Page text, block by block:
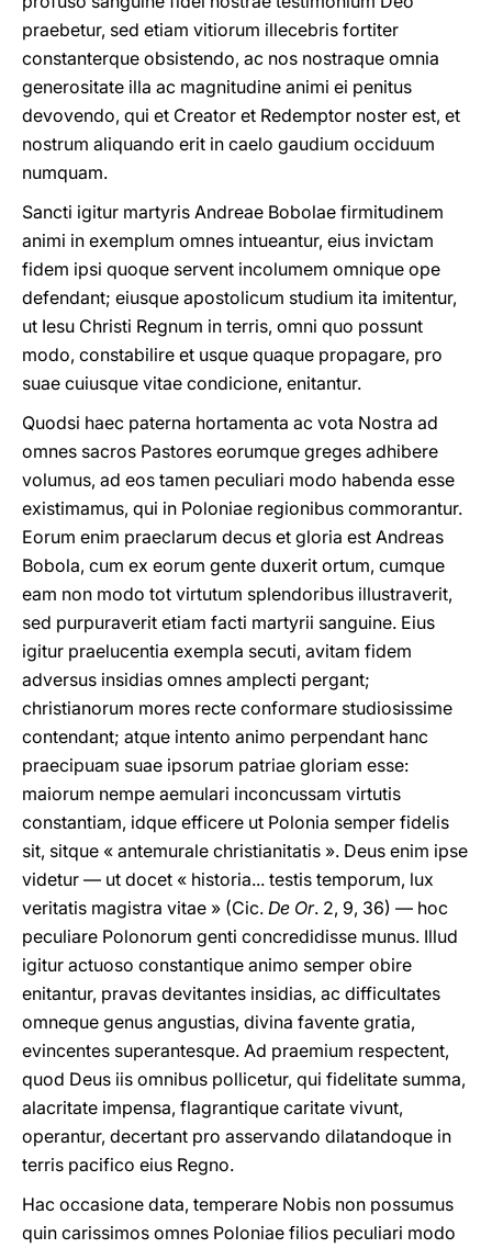
praebetur, sed etiam vitiorum illecebris fortiter
constanterque obsistendo, ac nos nostraque omnia
generositate illa ac magnitudine animi ei penitus
devovendo, qui et Creator et Redemptor noster est, et
nostrum aliquando erit in caelo gaudium occiduum
numquam.
Sancti igitur martyris Andreae Bobolae firmitudinem
animi in exemplum omnes intueantur, eius invictam
fidem ipsi quoque servent incolumem omnique ope
defendant; eiusque apostolicum studium ita imitentur,
ut Iesu Christi Regnum in terris, omni quo possunt
modo, constabilire et usque quaque propagare, pro
suae cuiusque vitae condicione, enitantur.
Quodsi haec paterna hortamenta ac vota Nostra ad
omnes sacros Pastores eorumque greges adhibere
volumus, ad eos tamen peculiari modo habenda esse
existimamus, qui in Poloniae regionibus commorantur.
Eorum enim praeclarum decus et gloria est Andreas
Bobola, cum ex eorum gente duxerit ortum, cumque
eam non modo tot virtutum splendoribus illustraverit,
sed purpuraverit etiam facti martyrii sanguine. Eius
igitur praelucentia exempla secuti, avitam fidem
adversus insidias omnes amplecti pergant;
christianorum mores recte conformare studiosissime
contendant; atque intento animo perpendant hanc
praecipuam suae ipsorum patriae gloriam esse:
maiorum nempe aemulari inconcussam virtutis
constantiam, idque efficere ut Polonia semper fidelis
sit, sitque « antemurale christianitatis ». Deus enim ipse
videtur — ut docet « historia... testis temporum, lux
veritatis magistra vitae » (Cic. De Or. 2, 9, 36) — hoc
peculiare Polonorum genti concredidisse munus. Illud
igitur actuoso constantique animo semper obire
enitantur, pravas devitantes insidias, ac difficultates
omneque genus angustias, divina favente gratia,
evincentes superantesque. Ad praemium respectent,
quod Deus iis omnibus pollicetur, qui fidelitate summa,
alacritate impensa, flagrantique caritate vivunt,
operantur, decertant pro asservando dilatandoque in
terris pacifico eius Regno.
Hac occasione data, temperare Nobis non possumus
quin carissimos omnes Poloniae filios peculiari modo